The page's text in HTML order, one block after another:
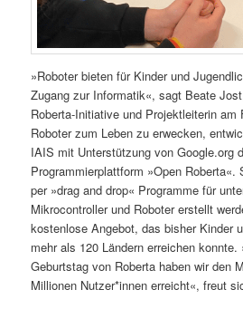
»Roboter bieten für Kinder und
Zugang zur Informatik«, sagt Beate
Roberta-Initiative und Projektleiterin am
Roboter zum Leben zu erwecken,
IAIS mit Unterstützung von Google.org
Programmierplattform »Open Roberta«.
per »drag and drop« Programme für
Mikrocontroller und Roboter erstellt
kostenlose Angebot, das bisher Kinder
mehr als 120 Ländern erreichen
Geburtstag von Roberta haben wir den
Millionen Nutzer*innen erreicht«, freut